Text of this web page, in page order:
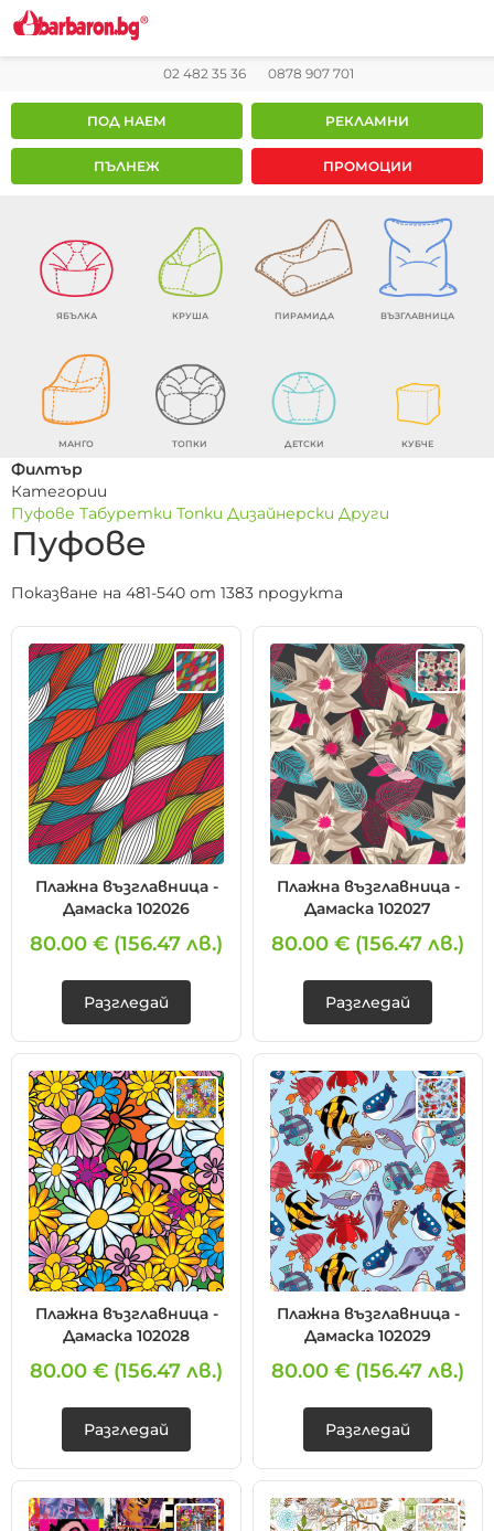
02 482 35 36 0878 907 701
ПОД НАЕМ РЕКЛАМНИ
ПЪЛНЕЖ ПРОМОЦИИ
ЯБЪЛКА КРУША ПИРАМИДА ВЪЗГЛАВНИЦА
МАНГО ТОПКИ ДЕТСКИ КУБЧЕ
Филтър
Категории
Пуфове Табуретки Топки Дизайнерски Други
Пуфове
Показване на 481-540 от 1383 продукта
Плажна възглавница -
Дамаска 102026
80.00 € (156.47 лв.)
Разгледай
Плажна възглавница -
Дамаска 102027
80.00 € (156.47 лв.)
Разгледай
Плажна възглавница -
Дамаска 102028
80.00 € (156.47 лв.)
Разгледай
Плажна възглавница -
Дамаска 102029
80.00 € (156.47 лв.)
Разгледай